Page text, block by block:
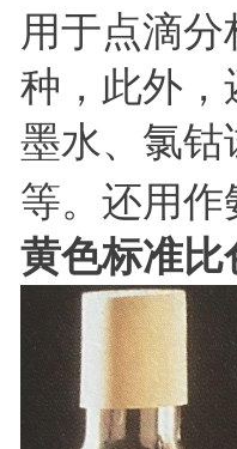
用于点滴
种，此外，
墨水、氯钴
等。还用作
黄色标准比